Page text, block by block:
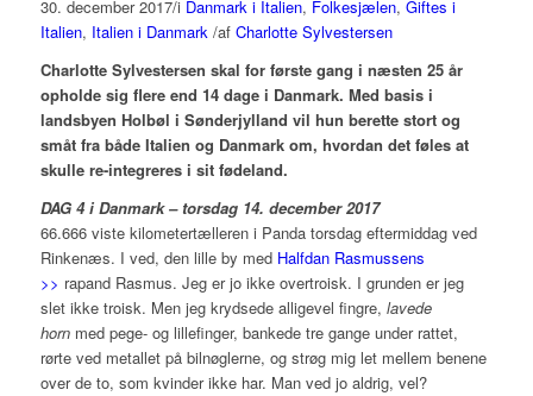
30. december 2017/i Danmark i Italien, Folkesjælen, Giftes i
Italien, Italien i Danmark /af Charlotte Sylvestersen
Charlotte Sylvestersen skal for første gang i næsten 25 år
opholde sig flere end 14 dage i Danmark. Med basis i
landsbyen Holbøl i Sønderjylland vil hun berette stort og
småt fra både Italien og Danmark om, hvordan det føles at
skulle re-integreres i sit fødeland.
DAG 4 i Danmark – torsdag 14. december 2017
66.666 viste kilometertælleren i Panda torsdag eftermiddag ved
Rinkenæs. I ved, den lille by med Halfdan Rasmussens
>> rapand Rasmus. Jeg er jo ikke overtroisk. I grunden er jeg
slet ikke troisk. Men jeg krydsede alligevel fingre, lavede
hornmed pege- og lillefinger, bankede tre gange under rattet,
rørte ved metallet på bilnøglerne, og strøg mig let mellem benene
over de to, som kvinder ikke har. Man ved jo aldrig, vel?